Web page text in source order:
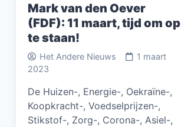
Mark van den Oever
(FDF): 11 maart, tijd om op
te staan!
Het Andere Nieuws
1 maart
2023
De Huizen-, Energie-, Oekraïne-,
Koopkracht-, Voedselprijzen-,
Stikstof-, Zorg-, Corona-, Asiel-,